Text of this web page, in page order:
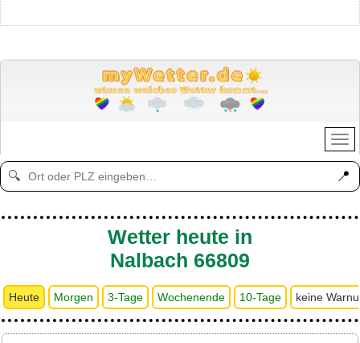
🔍 📍
Wetter heute in
Nalbach 66809
Heute Morgen 3-Tage Wochenende 10-Tage keine